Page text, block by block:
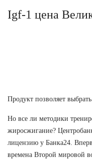
Igf-1 цена
Продукт позволяет
Но все ли методики
жиросжигание?
лицензию у Банка24.
времена Второй мировой